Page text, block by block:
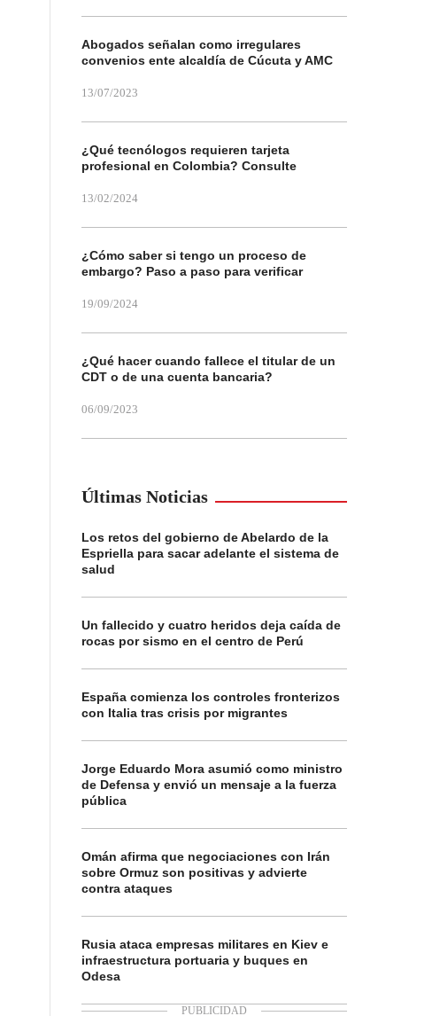
Abogados señalan como irregulares
convenios ente alcaldía de Cúcuta y AMC
13/07/2023
¿Qué tecnólogos requieren tarjeta
profesional en Colombia? Consulte
13/02/2024
¿Cómo saber si tengo un proceso de
embargo? Paso a paso para verificar
19/09/2024
¿Qué hacer cuando fallece el titular de un
CDT o de una cuenta bancaria?
06/09/2023
Últimas Noticias
Los retos del gobierno de Abelardo de la
Espriella para sacar adelante el sistema de
salud
Un fallecido y cuatro heridos deja caída de
rocas por sismo en el centro de Perú
España comienza los controles fronterizos
con Italia tras crisis por migrantes
Jorge Eduardo Mora asumió como ministro
de Defensa y envió un mensaje a la fuerza
pública
Omán afirma que negociaciones con Irán
sobre Ormuz son positivas y advierte
contra ataques
Rusia ataca empresas militares en Kiev e
infraestructura portuaria y buques en
Odesa